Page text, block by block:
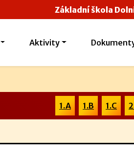
Základní škola
Aktivity
1.A 1.B 1.C